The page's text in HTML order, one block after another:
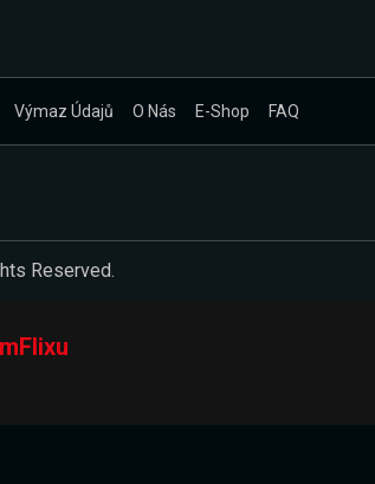
Výmaz Údajů O Nás E-Shop FAQ
Reserved.